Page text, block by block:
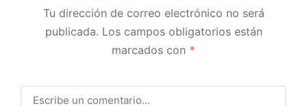
Tu dirección de correo electrónico no será
publicada. Los campos obligatorios están
marcados con *